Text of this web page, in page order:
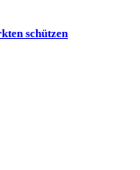
schützen